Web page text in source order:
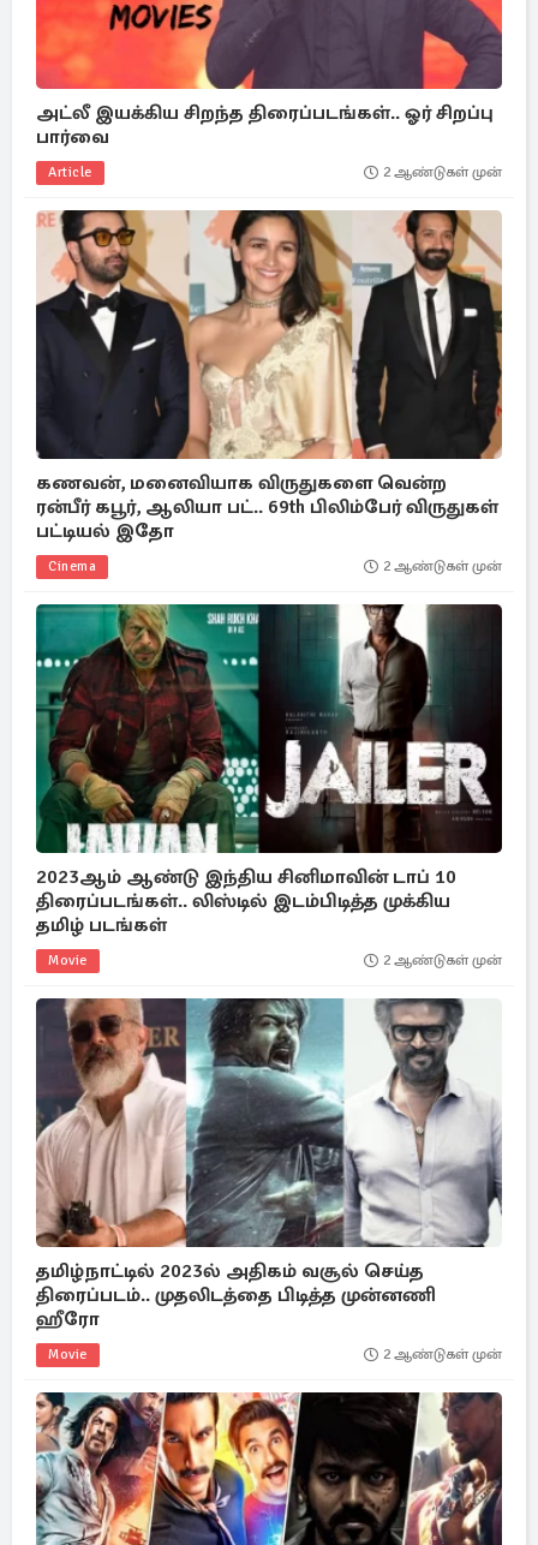
அட்லீ இயக்கிய சிறந்த திரைப்படங்கள்.. ஓர் சிறப்பு
பார்வை
Article 2 ஆண்டுகள் முன்
கணவன், மனைவியாக விருதுகளை வென்ற
ரன்பீர் கபூர், ஆலியா பட்.. 69th பிலிம்பேர் விருதுகள்
பட்டியல் இதோ
Cinema 2 ஆண்டுகள் முன்
2023ஆம் ஆண்டு இந்திய சினிமாவின் டாப் 10
திரைப்படங்கள்.. லிஸ்டில் இடம்பிடித்த முக்கிய
தமிழ் படங்கள்
Movie 2 ஆண்டுகள் முன்
தமிழ்நாட்டில் 2023ல் அதிகம் வசூல் செய்த
திரைப்படம்.. முதலிடத்தை பிடித்த முன்னணி
ஹீரோ
Movie 2 ஆண்டுகள் முன்